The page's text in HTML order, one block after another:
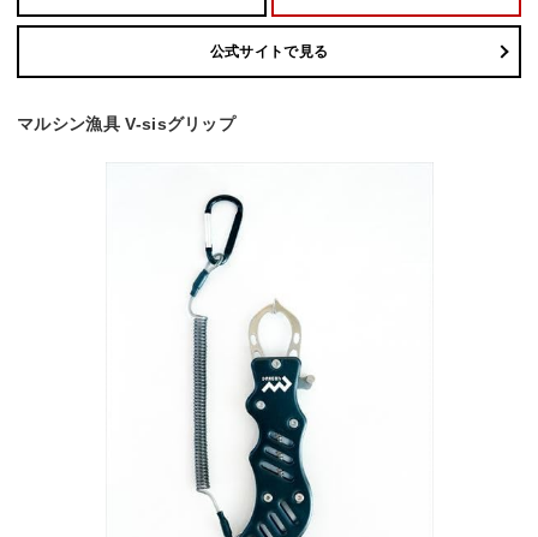
公式サイトで見る
マルシン漁具 V-sisグリップ